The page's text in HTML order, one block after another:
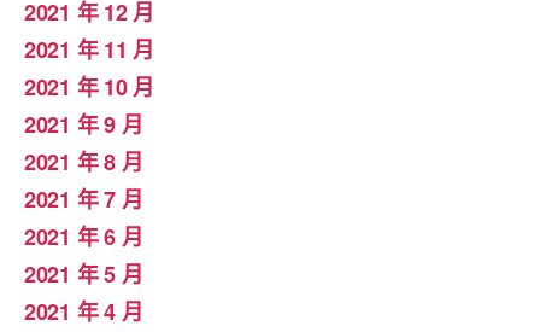
2021 年 12 月
2021 年 11 月
2021 年 10 月
2021 年 9 月
2021 年 8 月
2021 年 7 月
2021 年 6 月
2021 年 5 月
2021 年 4 月